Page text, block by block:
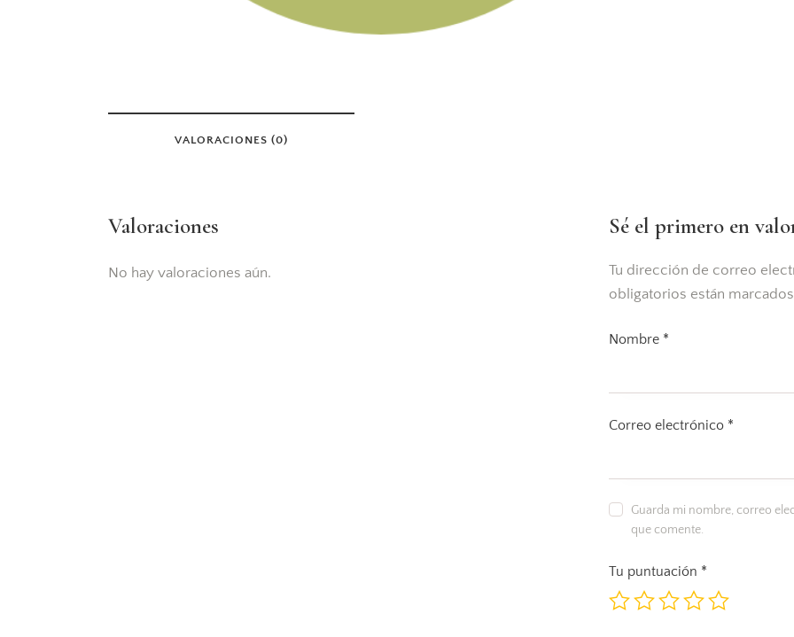
VALORACIONES (0)
Valoraciones
No hay valoraciones aún.
Sé el primero en
Tu dirección de correo
obligatorios están
Nombre *
Correo electrónico *
Guarda mi nombre, correo
que comente.
Tu puntuación *